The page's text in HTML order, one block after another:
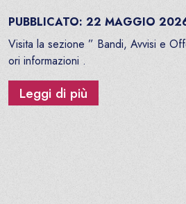
PUBBLICATO: 22 MAGGIO
Visita la sezione ” Bandi, Avvisi e
ori informazioni .
Leggi di più